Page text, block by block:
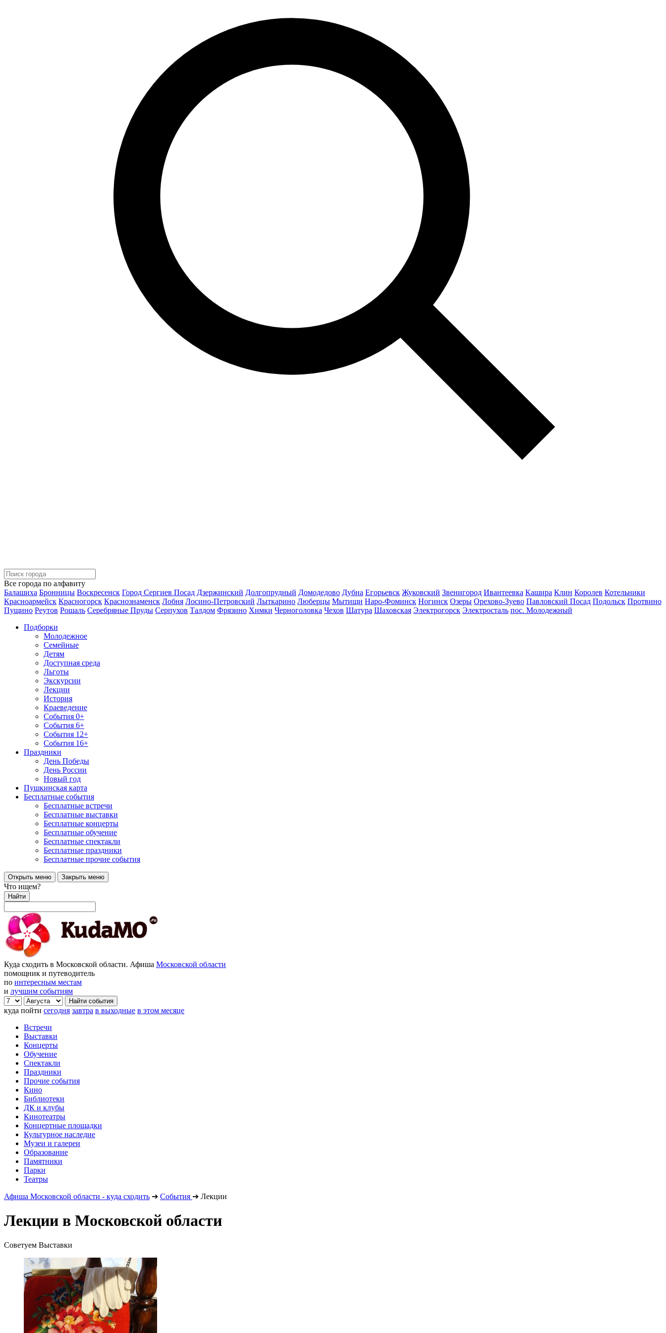
Все города по алфавиту
Балашиха Бронницы Воскресенск Город Сергиев Посад Дзержинский Долгопрудный Домодедово Дубна Егорьевск Жуковский Звенигород Ивантеевка Кашира Клин Королев Котельники
Красноармейск Красногорск Краснознаменск Лобня Лосино-Петровский Лыткарино Люберцы Мытищи Наро-Фоминск Ногинск Озеры Орехово-Зуево Павловский Посад Подольск Протвино
Пущино Реутов Рошаль Серебряные Пруды Серпухов Талдом Фрязино Химки Черноголовка Чехов Шатура Шаховская Электрогорск Электросталь пос. Молодежный
Подборки
Молодежное
Семейные
Детям
Доступная среда
Льготы
Экскурсии
Лекции
История
Краеведение
События 0+
События 6+
События 12+
События 16+
Праздники
День Победы
День России
Новый год
Пушкинская карта
Бесплатные события
Бесплатные встречи
Бесплатные выставки
Бесплатные концерты
Бесплатные обучение
Бесплатные спектакли
Бесплатные праздники
Бесплатные прочие события
Открыть меню Закрыть меню
Что ищем?
Найти
Куда сходить в Московской области. Афиша Московской области
помощник и путеводитель
по интересным местам
и лучшим событиям
куда пойти сегодня завтра в выходные в этом месяце
Встречи
Выставки
Концерты
Обучение
Спектакли
Праздники
Прочие события
Кино
Библиотеки
ДК и клубы
Кинотеатры
Концертные площадки
Культурное наследие
Музеи и галереи
Образование
Памятники
Парки
Театры
Афиша Московской области - куда сходить ➔ События ➔ Лекции
Лекции в Московской области
Советуем Выставки